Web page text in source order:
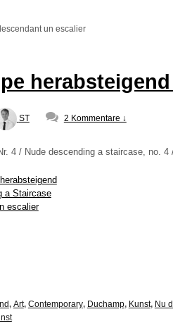
un escalier
herabsteigend
ST 2 Kommentare ↓
4 / Nude des­cen­ding a stair­ca­se, no.
a Staircase
escalier
, Art, Contemporary, Duchamp, Kunst, Nu